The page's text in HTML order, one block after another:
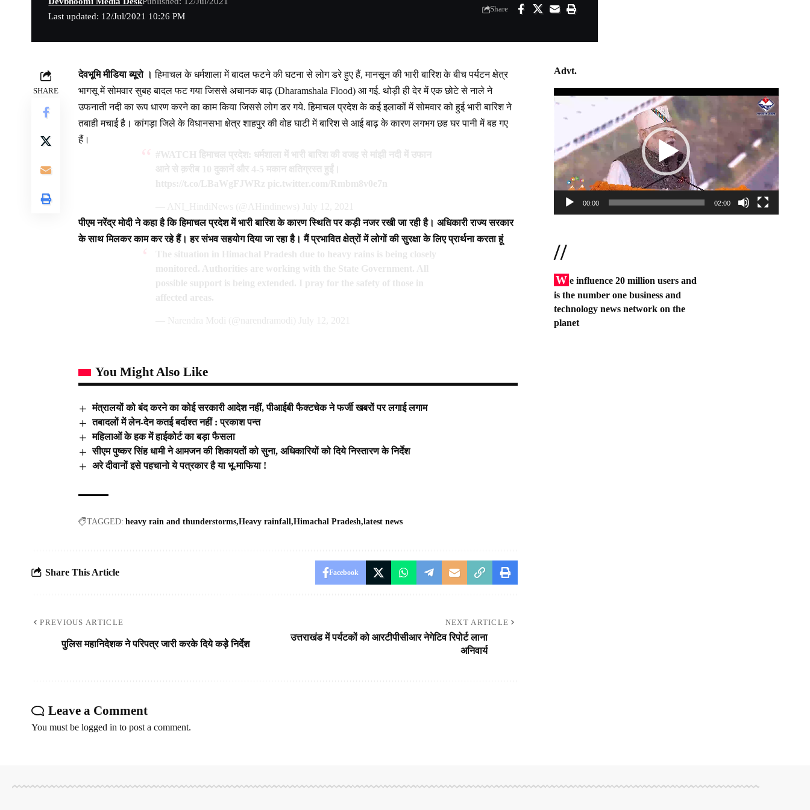
Last updated: 12/Jul/2021 10:26 PM
Share
SHARE
देवभूमि मीडिया ब्यूरो । हिमाचल के धर्मशाला में बादल फटने की घटना से लोग डरे हुए हैं, मानसून की भारी बारिश के बीच पर्यटन क्षेत्र
भागसू में सोमवार सुबह बादल फट गया जिससे अचानक बाढ़ (Dharamshala Flood) आ गई. थोड़ी ही देर में एक छोटे से नाले ने
उफनाती नदी का रूप धारण करने का काम किया जिससे लोग डर गये. हिमाचल प्रदेश के कई इलाकों में सोमवार को हुई भारी बारिश ने
तबाही मचाई है। कांगड़ा जिले के विधानसभा क्षेत्र शाहपुर की वोह घाटी में बारिश से आई बाढ़ के कारण लगभग छह घर पानी में बह गए
हैं।
#WATCH हिमाचल प्रदेश: धर्मशाला में भारी बारिश की वजह से मांझी नदी में उफान
आने से क़रीब 10 दुकानें और 4-5 मकान क्षतिग्रस्त हुईं।
https://t.co/LBaWgFJWRz pic.twitter.com/Rmbm8v0e7n
— ANI_HindiNews (@AHindinews)
July 12, 2021
पीएम नरेंद्र मोदी ने कहा है कि हिमाचल प्रदेश में भारी बारिश के कारण स्थिति पर कड़ी नजर रखी जा रही है। अधिकारी राज्य सरकार
के साथ मिलकर काम कर रहे हैं। हर संभव सहयोग दिया जा रहा है। मैं प्रभावित क्षेत्रों में लोगों की सुरक्षा के लिए प्रार्थना करता हूं
The situation in Himachal Pradesh due to heavy rains is being closely
monitored. Authorities are working with the State Government. All
possible support is being extended. I pray for the safety of those in
affected areas.
— Narendra Modi (@narendramodi) July 12, 2021
You Might Also Like
मंत्रालयों को बंद करने का कोई सरकारी आदेश नहीं, पीआईबी फैक्टचेक ने फर्जी खबरों पर लगाई लगाम
तबादलों में लेन-देन कतई बर्दाश्त नहीं : प्रकाश पन्त
महिलाओं के हक में हाईकोर्ट का बड़ा फैसला
सीएम पुष्कर सिंह धामी ने आमजन की शिकायतों को सुना, अधिकारियों को दिये निस्तारण के निर्देश
अरे दीवानों इसे पहचानो ये पत्रकार है या भू-माफिया !
TAGGED: heavy rain and thunderstorms Heavy rainfall Himachal Pradesh latest news
Share This Article Facebook
PREVIOUS ARTICLE
पुलिस महानिदेशक ने परिपत्र जारी करके दिये कड़ेे निर्देश
NEXT ARTICLE
उत्तराखंड में पर्यटकों को आरटीपीसीआर नेगेटिव रिपोर्ट लाना
अनिवार्य
Leave a Comment
You must be logged in to post a comment.
Advt.
Video
00:00 02:00
//
W e influence 20 million users and
is the number one business and
technology news network on the
planet